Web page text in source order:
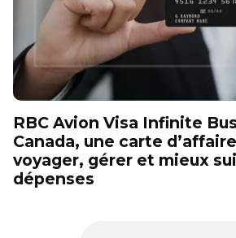
RBC Avion Visa Infinite
Canada, une carte
voyager, gérer et mieux
dépenses